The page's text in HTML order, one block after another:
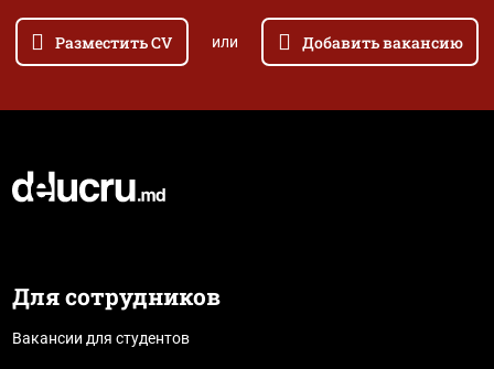
Разместить CV или Добавить вакансию
Для сотрудников
Вакансии для студентов